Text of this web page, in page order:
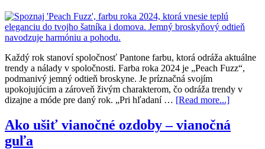
Každý rok stanoví spoločnosť Pantone farbu, ktorá odráža aktuálne
trendy a nálady v spoločnosti. Farba roka 2024 je „Peach Fuzz“,
podmanivý jemný odtieň broskyne. Je príznačná svojím
upokojujúcim a zároveň živým charakterom, čo odráža trendy v
dizajne a móde pre daný rok. „Pri hľadaní … [Read more...]
Ako ušiť vianočné ozdoby – vianočná
guľa